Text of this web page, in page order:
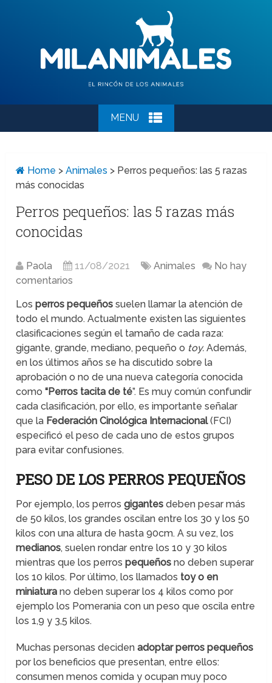
MENU
Home >Animales > Perros pequeños: las 5 razas
más conocidas
Perros pequeños: las 5 razas más
conocidas
Paola 11/08/2021 Animales
No hay
comentarios
Losperros pequeños suelen llamar la atención de
todo el mundo. Actualmente existen las siguientes
clasificaciones según el tamaño de cada raza:
gigante, grande, mediano, pequeño o toy.Además,
en los últimos años se ha discutido sobre la
aprobación o no de una nueva categoría conocida
como“Perros tacita de té”. Es muy común confundir
cada clasificación, por ello, es importante señalar
que la Federación Cinológica Internacional(FCI)
especificó el peso de cada uno de estos grupos
para evitar confusiones.
PESO DE LOS PERROS PEQUEÑOS
Por ejemplo, los perrosgigantesdeben pesar más
de 50 kilos, los grandes oscilan entre los 30 y los 50
kilos con una altura de hasta 90cm. A su vez, los
medianos, suelen rondar entre los 10 y 30 kilos
mientras que los perrospequeñosno deben superar
los 10 kilos. Por último, los llamados toy o en
miniatura no deben superar los 4 kilos como por
ejemplo los Pomerania con un peso que oscila entre
los 1,9 y 3,5 kilos.
Muchas personas decidenadoptar perros pequeños
por los beneficios que presentan, entre ellos:
consumen menos comida y ocupan muy poco